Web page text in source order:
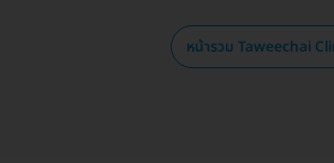
หน้ารวม Taweechai